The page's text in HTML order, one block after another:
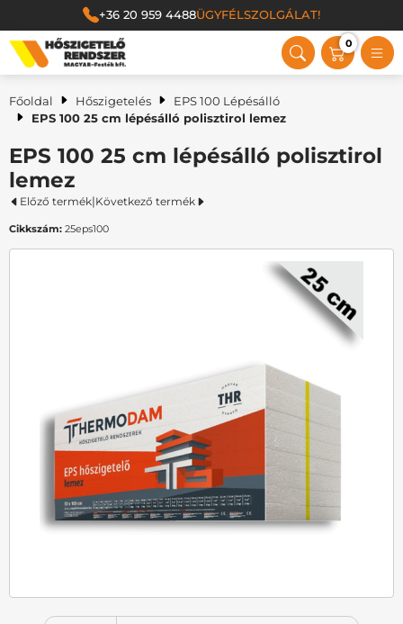
+36 20 959 4488ÜGYFÉLSZOLGÁLAT!
Magyar Festék Kft.
0
Főoldal Hőszigetelés
EPS 100 Lépésálló
EPS 100 25 cm lépésálló polisztirol lemez
EPS 100 25 cm lépésálló polisztirol
lemez
Előző termék|Következő termék
Cikkszám:25eps100